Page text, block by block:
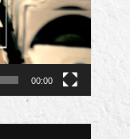
00:00